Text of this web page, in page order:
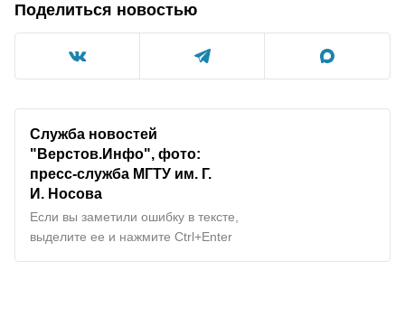
Поделиться новостью
Служба новостей
"Верстов.Инфо", фото:
пресс-служба МГТУ им. Г.
И. Носова
Если вы заметили ошибку в тексте,
выделите ее и нажмите Ctrl+Enter